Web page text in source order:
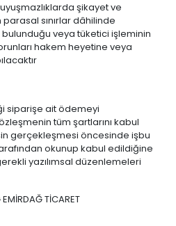
şikayet ve
sınırlar dâhilinde
veya tüketici işleminin
hakem heyetine veya
siparişe ait ödemeyi
tüm şartlarını kabul
gerçekleşmesi öncesinde işbu
okunup kabul edildiğine
yazılımsal düzenlemeleri
TİCARET